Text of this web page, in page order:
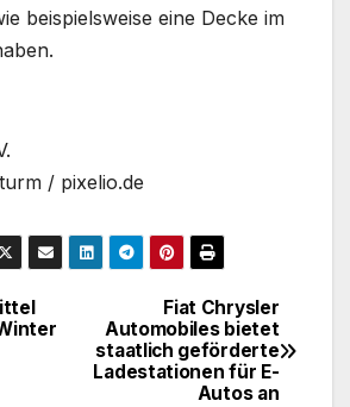
beispielsweise eine Decke im
/ pixelio.de
Fiat Chrysler
Automobiles bietet
staatlich geförderte
Ladestationen für E-
Autos an